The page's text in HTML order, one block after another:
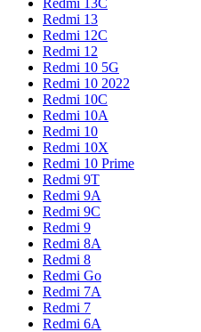
Redmi 13C
Redmi 13
Redmi 12C
Redmi 12
Redmi 10 5G
Redmi 10 2022
Redmi 10C
Redmi 10A
Redmi 10
Redmi 10X
Redmi 10 Prime
Redmi 9T
Redmi 9A
Redmi 9C
Redmi 9
Redmi 8A
Redmi 8
Redmi Go
Redmi 7A
Redmi 7
Redmi 6A